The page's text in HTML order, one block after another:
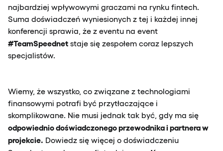
najbardziej wpływowymi graczami na rynku fintech.
Suma doświadczeń wyniesionych z tej i każdej innej
konferencji sprawia, że z eventu na event
#TeamSpeednet staje się zespołem coraz lepszych
specjalistów.
Wiemy, że wszystko, co związane z technologiami
finansowymi potrafi być przytłaczające i
skomplikowane. Nie musi jednak tak być, gdy ma się
odpowiednio doświadczonego przewodnika i partnera w
projekcie. Dowiedz się więcej o doświadczeniu